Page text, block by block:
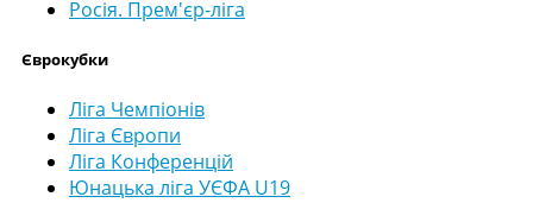
Росія. Прем'єр-ліга
Єврокубки
Ліга Чемпіонів
Ліга Європи
Ліга Конференцій
Юнацька ліга УЄФА U19